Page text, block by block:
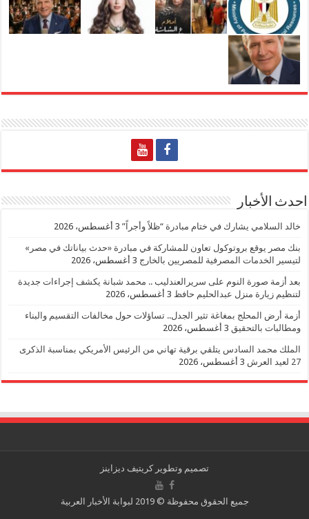
احدث الأخبار
خالد السلامي يشارك في ختام مبادرة “ظلاً وأجراً” 3 أغسطس، 2026
بنك مصر يوقع بروتوكول تعاون للمشاركة في مبادرة «حدث بياناتك في مصر»
لتيسير الخدمات المصرفية للمصريين بالخارج 3 أغسطس، 2026
بعد أزمة صورة النوم على سريرالعندليب .. محمد شبانة يكشف إجراءات جديدة
لتنظيم زيارة منزل عبدالحليم حافظ 3 أغسطس، 2026
أزمة أرض المحلج بمغاغة تثير الجدل.. تساؤلات حول مخالفات التقسيم والبناء
ومطالبات بالتحقيق 3 أغسطس، 2026
الملك محمد السادس يتلقي برقية تهاني من الرئيس الأمريكي بمناسبة الذكرى
27 لعيد العرش
3 أغسطس، 2026
تصميم وتطويركريتيف ديزاينز
جميع الحقوق محفوظة © 2019 لبوابة الأخبار العربية